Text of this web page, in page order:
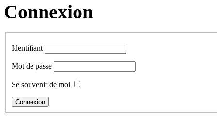
Connexion
Identifiant
Mot de passe
Se souvenir de moi